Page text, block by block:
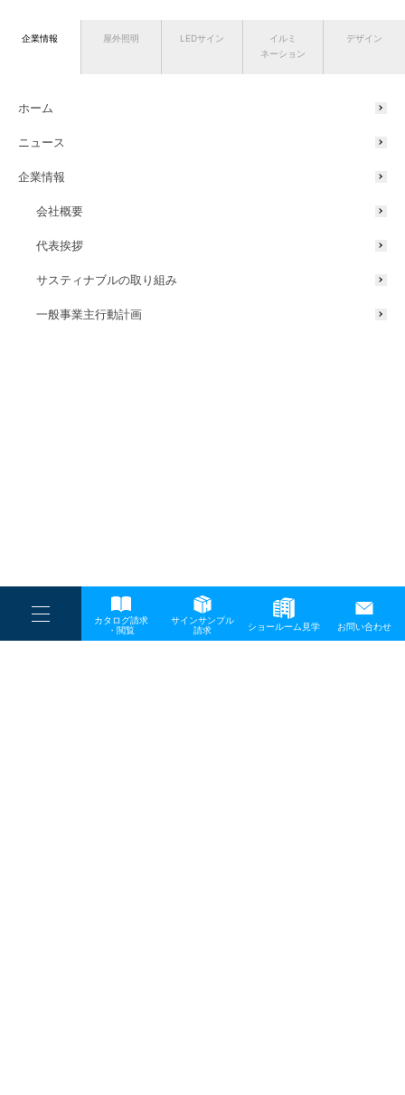
----
----
-
カタログ請求
・閲覧
サインサンプル
請求
ショールーム見学 お問い合わせ
企業情報 屋外照明 LEDサイン
イルミ
ネーション
デザイン
ホーム
ニュース
企業情報
会社概要
代表挨拶
サスティナブルの取り組み
一般事業主行動計画